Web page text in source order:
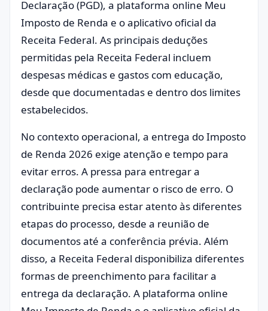
Declaração (PGD), a plataforma online Meu
Imposto de Renda e o aplicativo oficial da
Receita Federal. As principais deduções
permitidas pela Receita Federal incluem
despesas médicas e gastos com educação,
desde que documentadas e dentro dos limites
estabelecidos.
No contexto operacional, a entrega do Imposto
de Renda 2026 exige atenção e tempo para
evitar erros. A pressa para entregar a
declaração pode aumentar o risco de erro. O
contribuinte precisa estar atento às diferentes
etapas do processo, desde a reunião de
documentos até a conferência prévia. Além
disso, a Receita Federal disponibiliza diferentes
formas de preenchimento para facilitar a
entrega da declaração. A plataforma online